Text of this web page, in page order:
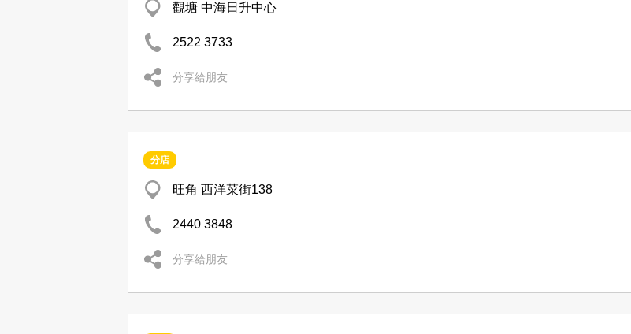
觀塘 中海日升中心
2522 3733
分享給朋友
分店
旺角 西洋菜街138
2440 3848
分享給朋友